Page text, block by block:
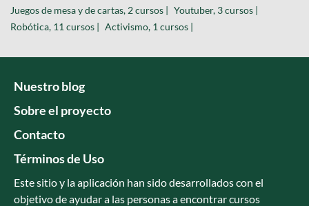
Juegos de mesa y de cartas, 2 cursos | Youtuber, 3 cursos |
Robótica, 11 cursos | Activismo, 1 cursos |
Nuestro blog
Sobre el proyecto
Contacto
Términos de Uso
Este sitio y la aplicación han sido desarrollados con el
objetivo de ayudar a las personas a encontrar cursos